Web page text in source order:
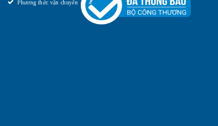
Phương thức vận chuyển